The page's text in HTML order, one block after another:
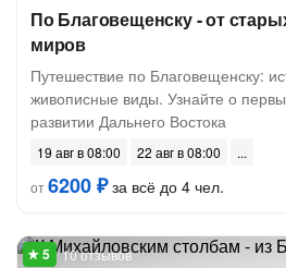
По Благовещенску - от
миров
Путешествие по Благовещенску:
живописные виды. Узнайте о
развитии Дальнего Востока
19 авг в 08:00
22 авг в 08:00
от6200 ₽за всё до 4 чел.
10 отзывов